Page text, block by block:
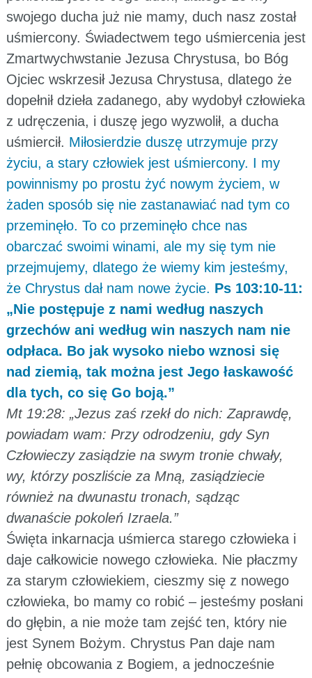
swojego ducha już nie mamy, duch nasz został
uśmiercony. Świadectwem tego uśmiercenia jest
Zmartwychwstanie Jezusa Chrystusa, bo Bóg
Ojciec wskrzesił Jezusa Chrystusa, dlatego że
dopełnił dzieła zadanego, aby wydobył człowieka
z udręczenia, i duszę jego wyzwolił, a ducha
uśmiercił. Miłosierdzie duszę utrzymuje przy
życiu, a stary człowiek jest uśmiercony. I my
powinnismy po prostu żyć nowym życiem, w
żaden sposób się nie zastanawiać nad tym co
przeminęło. To co przeminęło chce nas
obarczać swoimi winami, ale my się tym nie
przejmujemy, dlatego że wiemy kim jesteśmy,
że Chrystus dał nam nowe życie. Ps 103:10-11:
„Nie postępuje z nami według naszych
grzechów ani według win naszych nam nie
odpłaca. Bo jak wysoko niebo wznosi się
nad ziemią, tak można jest Jego łaskawość
dla tych, co się Go boją.”
Mt 19:28: „Jezus zaś rzekł do nich: Zaprawdę,
powiadam wam: Przy odrodzeniu, gdy Syn
Człowieczy zasiądzie na swym tronie chwały,
wy, którzy poszliście za Mną, zasiądziecie
również na dwunastu tronach, sądząc
dwanaście pokoleń Izraela.”
Święta inkarnacja uśmierca starego człowieka i
daje całkowicie nowego człowieka. Nie płaczmy
za starym człowiekiem, cieszmy się z nowego
człowieka, bo mamy co robić – jesteśmy posłani
do głębin, a nie może tam zejść ten, który nie
jest Synem Bożym. Chrystus Pan daje nam
pełnię obcowania z Bogiem, a jednocześnie